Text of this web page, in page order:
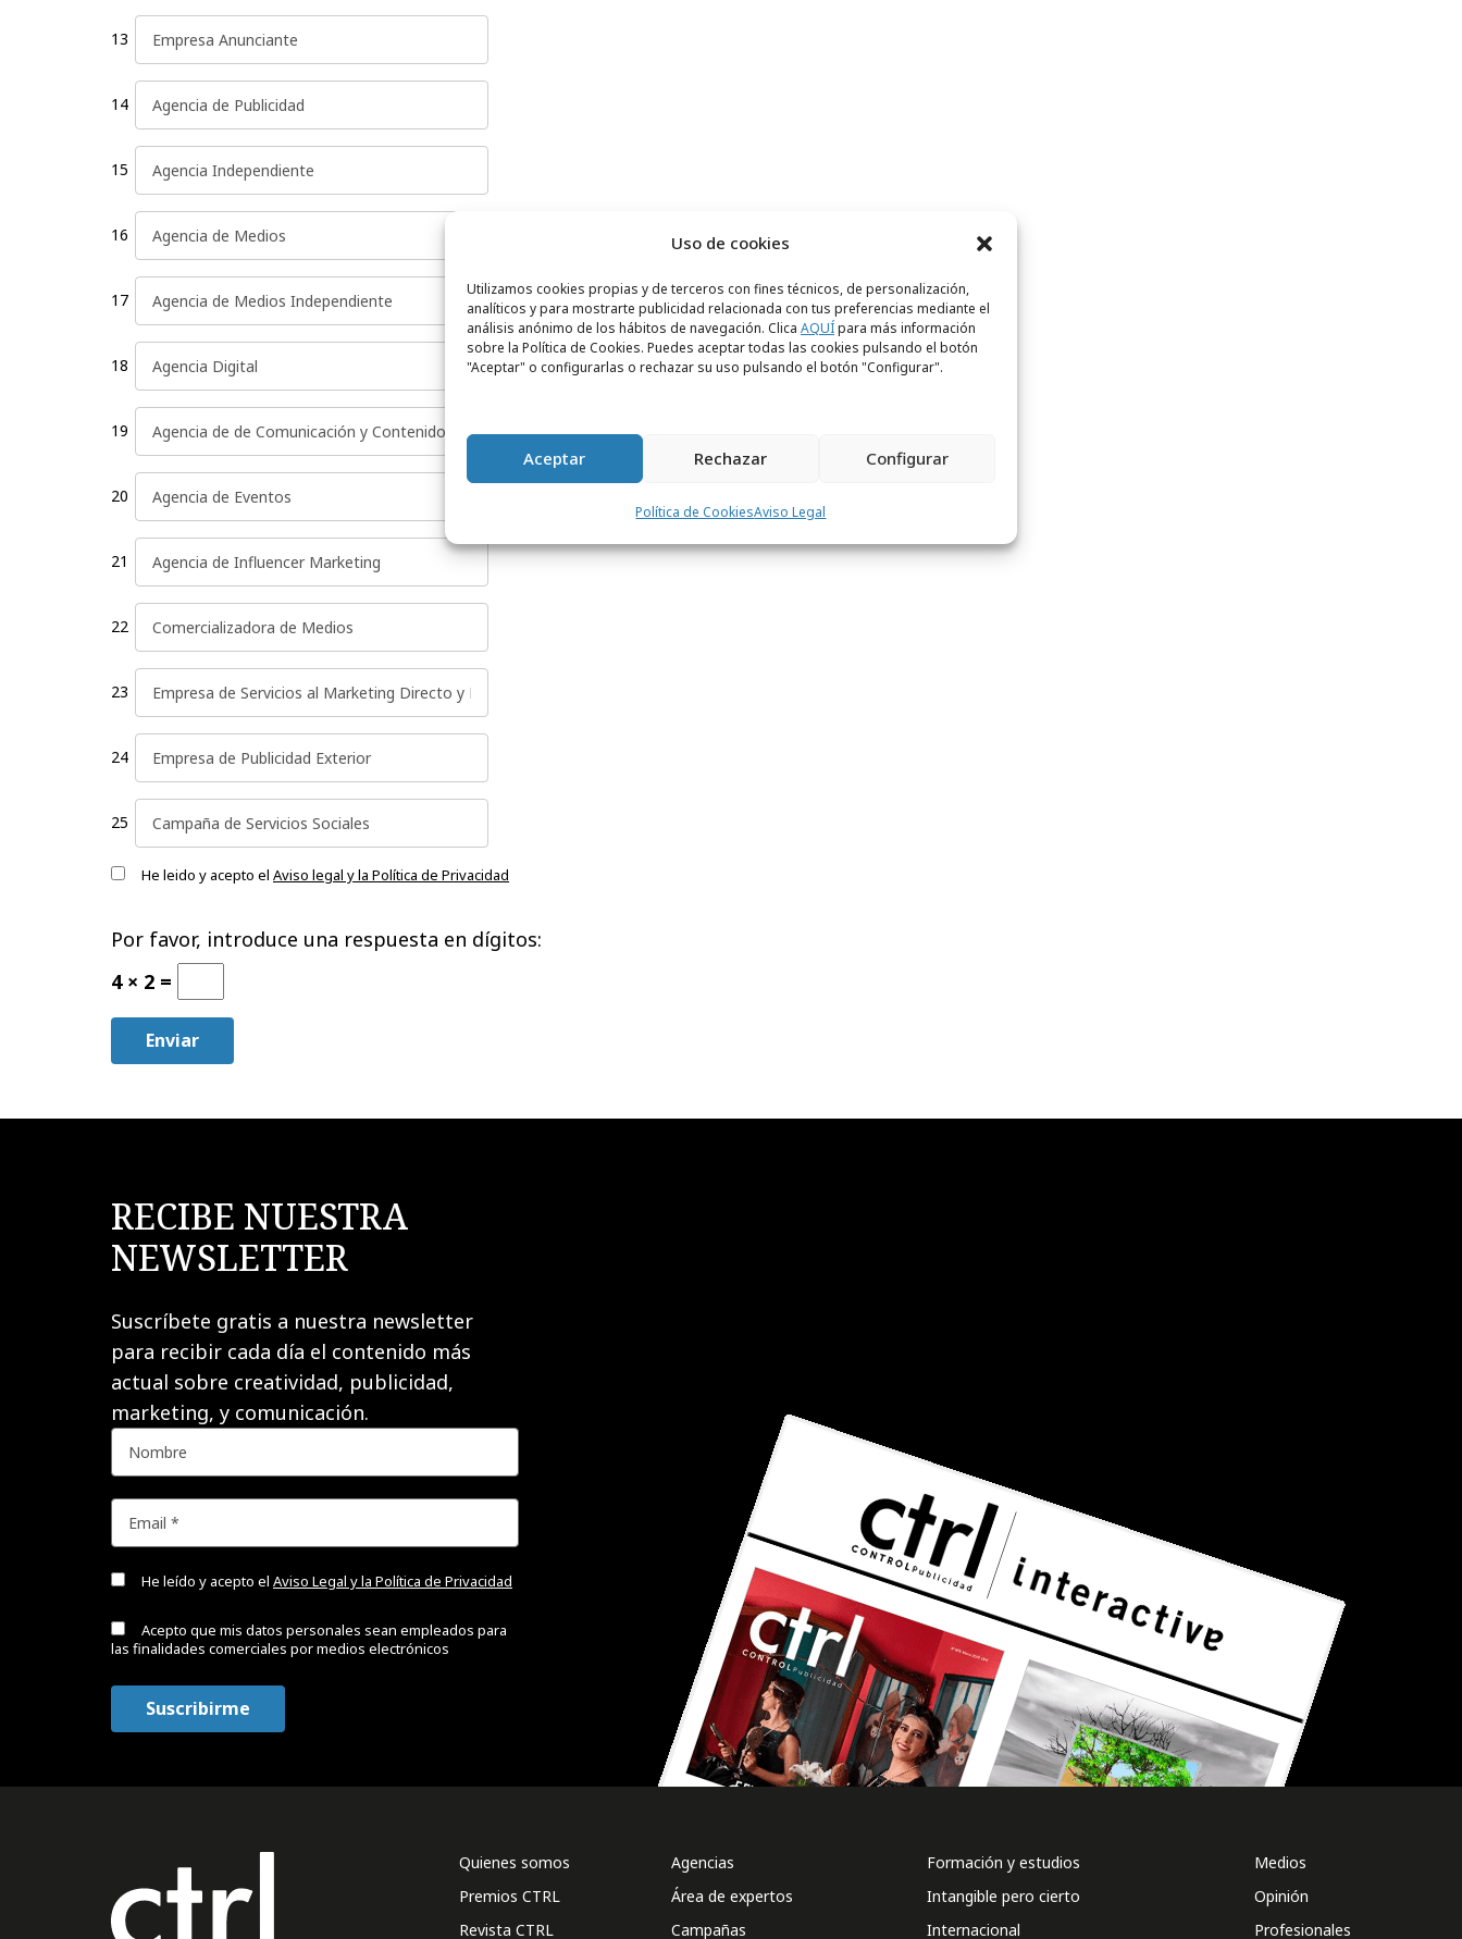
Uso de cookies
Utilizamos cookies propias y de terceros con fines técnicos, de personalización,
analíticos y para mostrarte publicidad relacionada con tus preferencias mediante el
análisis anónimo de los hábitos de navegación. Clica AQUÍpara más información
sobre la Política de Cookies. Puedes aceptar todas las cookies pulsando el botón
"Aceptar" o configurarlas o rechazar su uso pulsando el botón "Configurar".
Aceptar Rechazar Configurar
Política de CookiesAviso Legal
13
14
15
16
17
18
19
20
21
22
23
24
25
He leido y acepto el Aviso legal y la Política de Privacidad
this
empty.
Por favor, introduce una respuesta en dígitos:
4 × 2 =
RECIBE NUESTRA
NEWSLETTER
Suscríbete gratis a nuestra newsletter
para recibir cada día el contenido más
actual sobre creatividad, publicidad,
marketing, y comunicación.
He leído y acepto el Aviso Legal y la Política de Privacidad
Acepto que mis datos personales sean empleados para
las finalidades comerciales por medios electrónicos
Quienes somos
Premios CTRL
Revista CTRL
Agencias
Área de expertos
Campañas
Formación y estudios
Intangible pero cierto
Internacional
Medios
Opinión
Profesionales